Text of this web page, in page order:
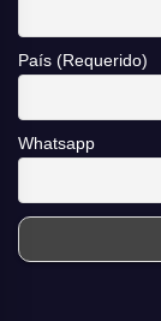
País (Requerido)
Whatsapp